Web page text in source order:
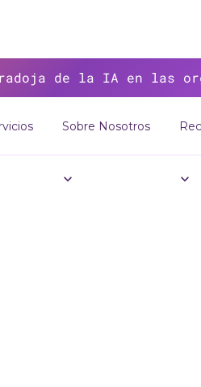
de la IA en las
Sobre Nosotros